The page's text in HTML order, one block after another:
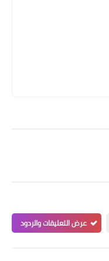
عرض التعليقات والردود